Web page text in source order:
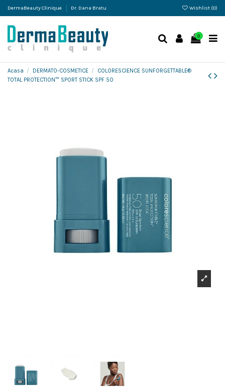
DermaBeauty Clinique Dr. Dana Bratu Wishlist (0)
0
Acasa DERMATO-COSMETICE
COLORESCIENCE SUNFORGETTABLE®
TOTAL PROTECTION™ SPORT STICK SPF 50